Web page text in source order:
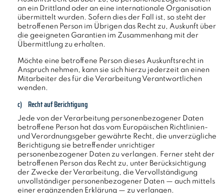
an ein Drittland oder an eine internationale Organisation
übermittelt wurden. Sofern dies der Fall ist, so steht der
betroffenen Person im Übrigen das Recht zu, Auskunft über
die geeigneten Garantien im Zusammenhang mit der
Übermittlung zu erhalten.
Möchte eine betroffene Person dieses Auskunftsrecht in
Anspruch nehmen, kann sie sich hierzu jederzeit an einen
Mitarbeiter des für die Verarbeitung Verantwortlichen
wenden.
c) Recht auf Berichtigung
Jede von der Verarbeitung personenbezogener Daten
betroffene Person hat das vom Europäischen Richtlinien-
und Verordnungsgeber gewährte Recht, die unverzügliche
Berichtigung sie betreffender unrichtiger
personenbezogener Daten zu verlangen. Ferner steht der
betroffenen Person das Recht zu, unter Berücksichtigung
der Zwecke der Verarbeitung, die Vervollständigung
unvollständiger personenbezogener Daten — auch mittels
einer ergänzenden Erklärung — zu verlangen.